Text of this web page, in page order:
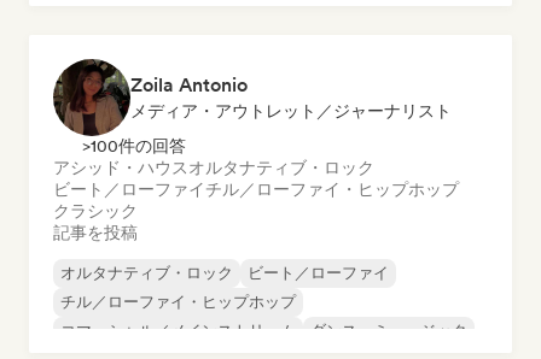
Zoila Antonio
メディア・アウトレット／ジャーナリスト
>100件の回答
アシッド・ハウスオルタナティブ・ロック
ビート／ローファイチル／ローファイ・ヒップホップ
クラシック
記事を投稿
オルタナティブ・ロック
ビート／ローファイ
チル／ローファイ・ヒップホップ
コマーシャル／メインストリーム
ダンス・ミュージック